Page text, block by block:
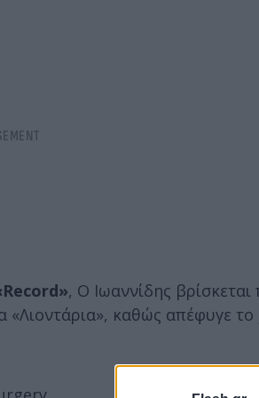
, Ο Ιωαννίδης
καθώς απέφυγε το